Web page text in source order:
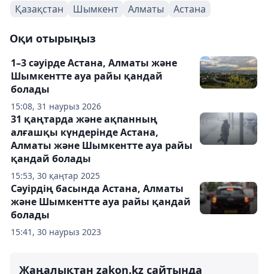
Қазақстан Шымкент Алматы Астана
Оқи отырыңыз
15:08, 31 наурыз 2026
1–3 сәуірде Астана, Алматы және
Шымкентте ауа райы қандай
болады
15:53, 30 қаңтар 2025
31 қаңтарда және ақпанның
алғашқы күндерінде Астана,
Алматы және Шымкентте ауа райы
қандай болады
15:41, 30 наурыз 2023
Сәуірдің басында Астана, Алматы
және Шымкентте ауа райы қандай
болады
Жаңалықтан zakon.kz сайтында